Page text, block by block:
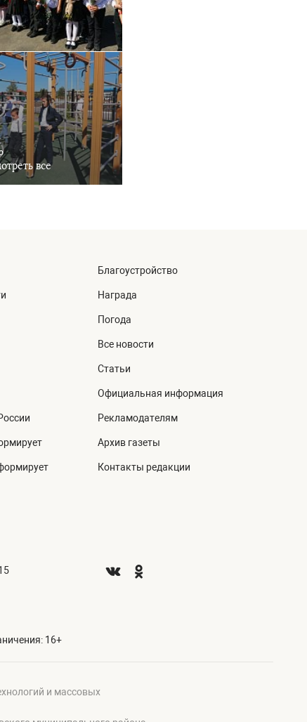
все
Благоустройство
Награда
Погода
Все новости
Статьи
Официальная информация
Рекламодателям
Архив газеты
Контакты редакции
16+
и массовых